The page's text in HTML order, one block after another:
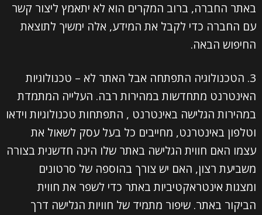
באתר החברה, ברוב המקרים הוא לא יתאמץ ליצור קשר
עם החברה כדי לקבל את המידע, אלה ימשיך לתוצאת
החיפוש הבאה.
3. הטכנולוגיה התפתחה אבל האתר לא – טכנולוגיות
האינטרנט מתחדשות במהירות רבה. העלייה המתמדת
במהירות הגלישה באינטרנט , התפתחות טכנולוגיות וידאו
וטלפון באינטרנט, מחייבים כל בעל עסק לשאול את
עצמו האם חווית הגלישה באתר שלו הינה חדשנית בצורה
משביעת רצון, האם יש צורך בהוספה של סרטונים
ומצגות אינטראקטיביות באתר כדי לשפר את חווית
הביקור באתר. שיפור מתמיד של חוויות הגלישה דרך